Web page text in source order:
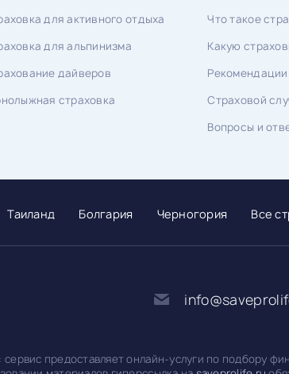
для активного отдыха
для альпинизма
дайверов
страховка
Что такое
Какую
Страховой
Вопросы и
Таиланд Болгария Черногория Все
предоставляет онлайн-услуги по подбору